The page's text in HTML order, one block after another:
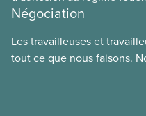
médicaments. Les sections
régime pourrait avoir sur
sociaux actuels.
Négociation
Les travailleuses et
tout ce que nous faisons.